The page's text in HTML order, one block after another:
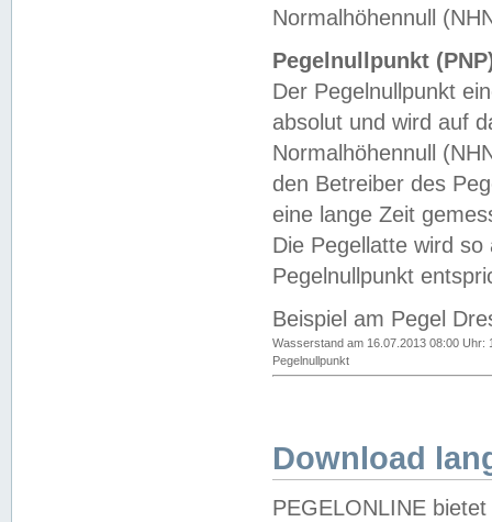
Normalhöhennull
Pegelnullpunkt
Der Pegelnullpunkt
absolut und wird auf
Normalhöhennull
den Betreiber des
eine lange Zeit
Die Pegellatte wird
Pegelnullpunkt
Beispiel am Pegel
Wasserstand am 16.07.2013 08:00 Uhr:
Pegelnullpunkt
Download
PEGELONLINE